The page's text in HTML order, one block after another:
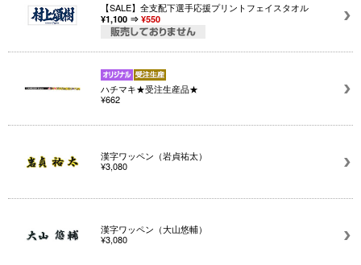
【SALE】全支配下選手応援プリントフェイスタオル
¥1,100 ⇒ ¥550
ハチマキ★受注生産品★
¥662
漢字ワッペン（岩貞祐太）
¥3,080
漢字ワッペン（大山悠輔）
¥3,080